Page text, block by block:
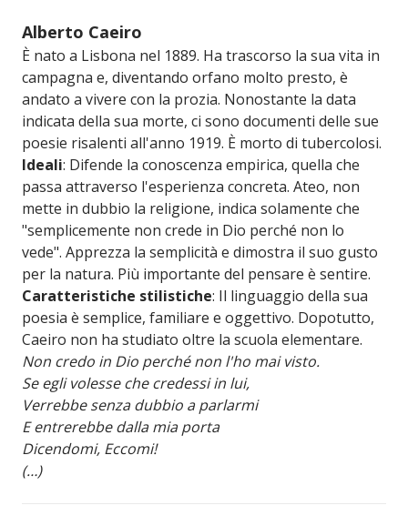
Alberto Caeiro
È nato a Lisbona nel 1889. Ha trascorso la sua vita in
campagna e, diventando orfano molto presto, è
andato a vivere con la prozia. Nonostante la data
indicata della sua morte, ci sono documenti delle sue
poesie risalenti all'anno 1919. È morto di tubercolosi.
Ideali: Difende la conoscenza empirica, quella che
passa attraverso l'esperienza concreta. Ateo, non
mette in dubbio la religione, indica solamente che
"semplicemente non crede in Dio perché non lo
vede". Apprezza la semplicità e dimostra il suo gusto
per la natura. Più importante del pensare è sentire.
Caratteristiche stilistiche: Il linguaggio della sua
poesia è semplice, familiare e oggettivo. Dopotutto,
Caeiro non ha studiato oltre la scuola elementare.
Non credo in Dio perché non l'ho mai visto.
Se egli volesse che credessi in lui,
Verrebbe senza dubbio a parlarmi
E entrerebbe dalla mia porta
Dicendomi, Eccomi!
(…)